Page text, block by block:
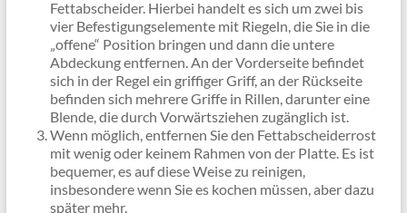
Fettabscheider. Hierbei handelt es sich um zwei bis
vier Befestigungselemente mit Riegeln, die Sie in die
„offene“ Position bringen und dann die untere
Abdeckung entfernen. An der Vorderseite befindet
sich in der Regel ein griffiger Griff, an der Rückseite
befinden sich mehrere Griffe in Rillen, darunter eine
Blende, die durch Vorwärtsziehen zugänglich ist.
Wenn möglich, entfernen Sie den Fettabscheiderrost
mit wenig oder keinem Rahmen von der Platte. Es ist
bequemer, es auf diese Weise zu reinigen,
insbesondere wenn Sie es kochen müssen, aber dazu
später mehr.